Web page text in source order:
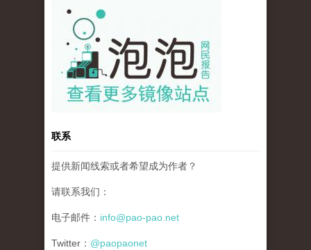
pao-pao-banner-mirror-site-120814.jpg
联系
提供新闻线索或者希望成为作者？
请联系我们：
电子邮件： info@pao-pao.net
Twitter： @paopaonet